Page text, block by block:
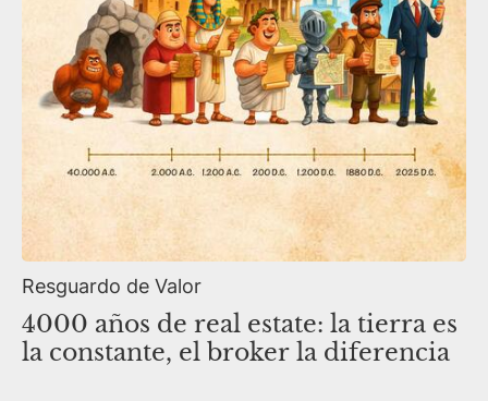
Resguardo de Valor
4000 años de real estate: la tierra es
la constante, el broker la diferencia